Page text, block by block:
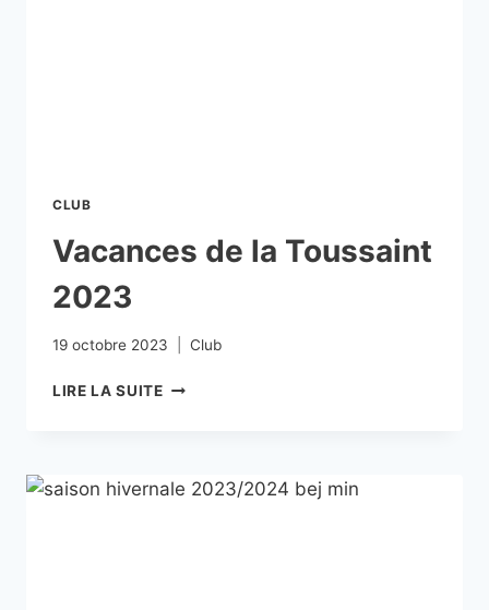
CLUB
Vacances de la Toussaint
2023
19 octobre 2023 Club
LIRE LA SUITE